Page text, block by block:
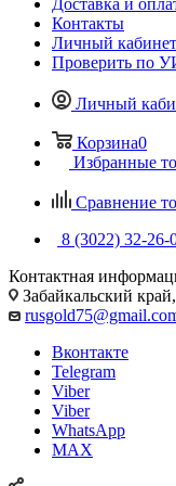
Доставка и
Контакты
Личный кабинет
Проверить по
Личный
Корзина0
Избранные
Сравнение
8 (3022) 32-26-
Контактная
Забайкальский
Вконтакте
Telegram
Viber
Viber
WhatsApp
MAX